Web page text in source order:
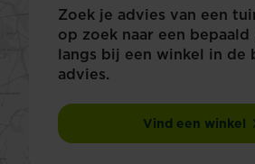
Zoek je advies van een
op zoek naar een
langs bij een winkel in de
advies.
Vind een winkel